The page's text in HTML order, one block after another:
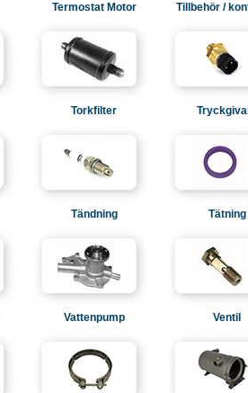
Termostat Motor Tillbehör /
Torkfilter
Tändning Tätning
Vattenpump Ventil